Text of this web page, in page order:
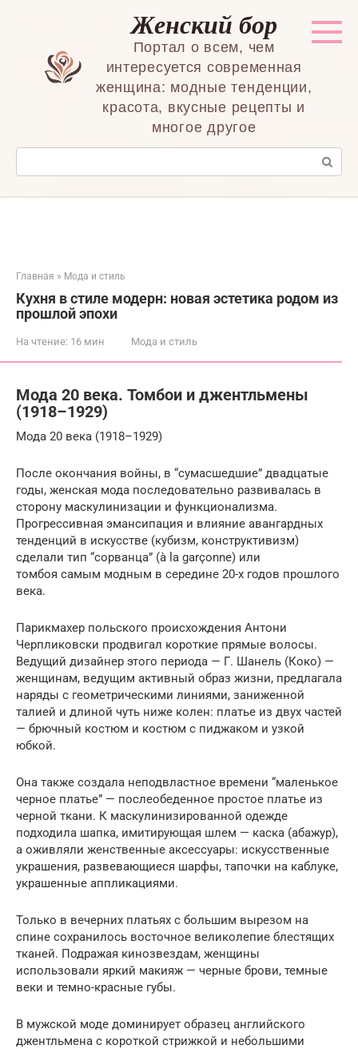
Женский бор
Портал о всем, чем
интересуется современная
женщина: модные тенденции,
красота, вкусные рецепты и
многое другое
Поиск:
Главная » Мода и стиль
Кухня в стиле модерн: новая эстетика родом из
прошлой эпохи
На чтение: 16 мин Мода и стиль
Мода 20 века. Томбои и джентльмены
(1918–1929)
Мода 20 века (1918–1929)
После окончания войны, в “сумасшедшие” двадцатые
годы, женская мода последовательно развивалась в
сторону маскулинизации и функционализма.
Прогрессивная эмансипация и влияние авангардных
тенденций в искусстве (кубизм, конструктивизм)
сделали тип “сорванца” (à la garçonne) или
томбоя самым модным в середине 20-х годов прошлого
века.
Парикмахер польского происхождения Антони
Черпликовски продвигал короткие прямые волосы.
Ведущий дизайнер этого периода — Г. Шанель (Коко) —
женщинам, ведущим активный образ жизни, предлагала
наряды с геометрическими линиями, заниженной
талией и длиной чуть ниже колен: платье из двух частей
— брючный костюм и костюм с пиджаком и узкой
юбкой.
Она также создала неподвластное времени “маленькое
черное платье” — послеобеденное простое платье из
черной ткани. К маскулинизированной одежде
подходила шапка, имитирующая шлем — каска (абажур),
а оживляли женственные аксессуары: искусственные
украшения, развевающиеся шарфы, тапочки на каблуке,
украшенные аппликациями.
Только в вечерних платьях с большим вырезом на
спине сохранилось восточное великолепие блестящих
тканей. Подражая кинозвездам, женщины
использовали яркий макияж — черные брови, темные
веки и темно-красные губы.
В мужской моде доминирует образец английского
джентльмена с короткой стрижкой и небольшими